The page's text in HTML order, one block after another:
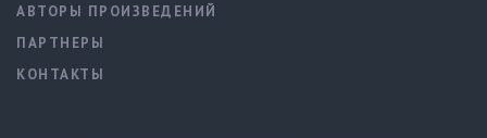
АВТОРЫ ПРОИЗВЕДЕНИЙ
ПАРТНЕРЫ
КОНТАКТЫ